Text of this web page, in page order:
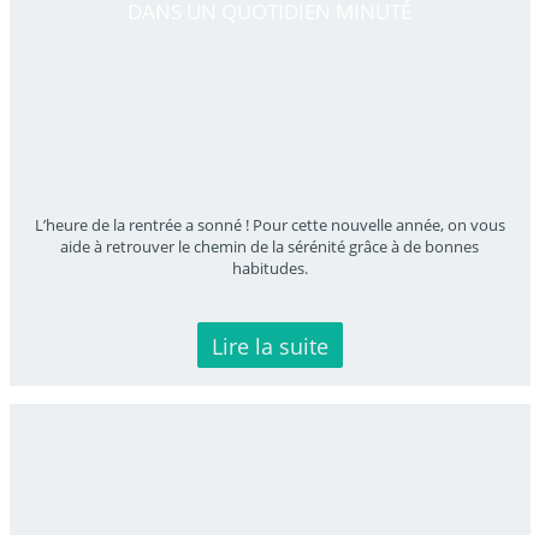
L’heure de la rentrée a sonné ! Pour cette nouvelle année, on vous
aide à retrouver le chemin de la sérénité grâce à de bonnes
habitudes.
Lire la suite